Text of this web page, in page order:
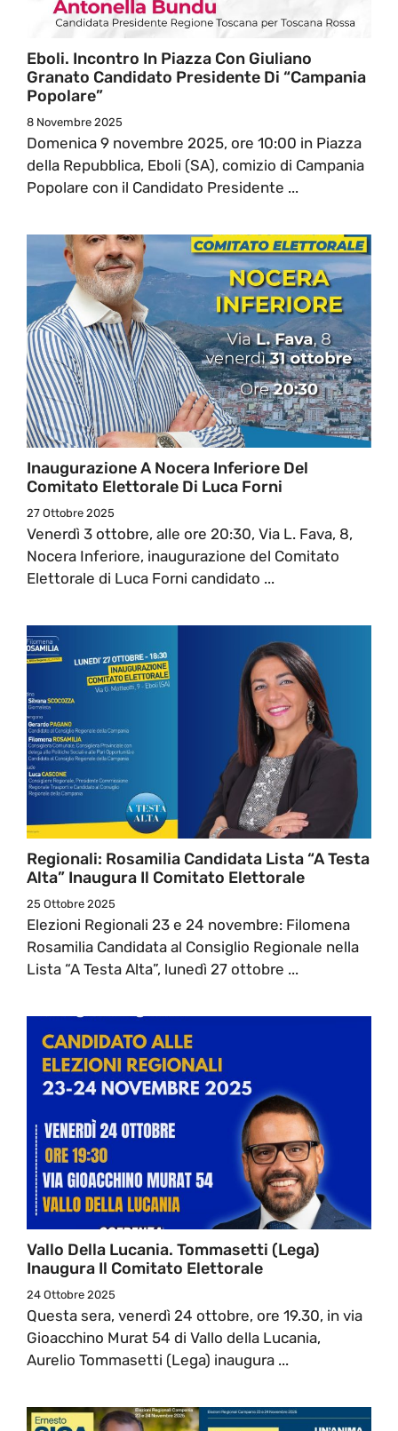
Eboli. Incontro In Piazza Con Giuliano
Granato Candidato Presidente Di “Campania
Popolare”
8 Novembre 2025
Domenica 9 novembre 2025, ore 10:00 in Piazza
della Repubblica, Eboli (SA), comizio di Campania
Popolare con il Candidato Presidente ...
Inaugurazione A Nocera Inferiore Del
Comitato Elettorale Di Luca Forni
27 Ottobre 2025
Venerdì 3 ottobre, alle ore 20:30, Via L. Fava, 8,
Nocera Inferiore, inaugurazione del Comitato
Elettorale di Luca Forni candidato ...
Regionali: Rosamilia Candidata Lista “A Testa
Alta” Inaugura Il Comitato Elettorale
25 Ottobre 2025
Elezioni Regionali 23 e 24 novembre: Filomena
Rosamilia Candidata al Consiglio Regionale nella
Lista “A Testa Alta”, lunedì 27 ottobre ...
Vallo Della Lucania. Tommasetti (Lega)
Inaugura Il Comitato Elettorale
24 Ottobre 2025
Questa sera, venerdì 24 ottobre, ore 19.30, in via
Gioacchino Murat 54 di Vallo della Lucania,
Aurelio Tommasetti (Lega) inaugura ...